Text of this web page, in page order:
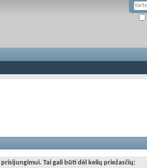
Tai gali būti dėl kelių priežasčių: